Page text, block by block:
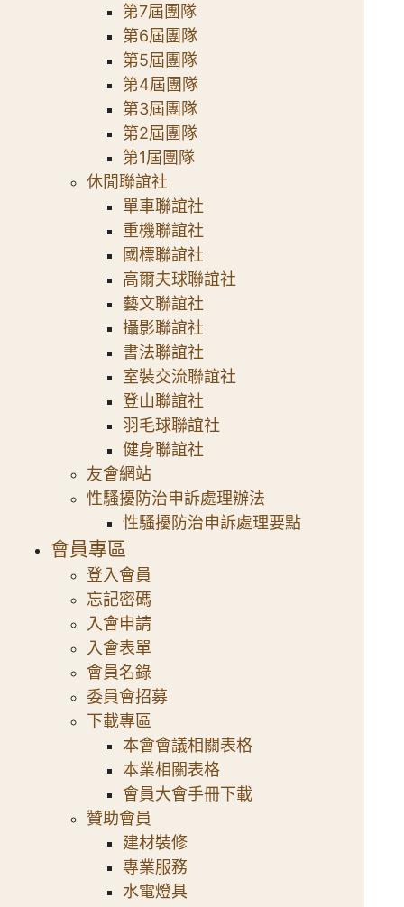
第7屆團隊
第6屆團隊
第5屆團隊
第4屆團隊
第3屆團隊
第2屆團隊
第1屆團隊
休閒聯誼社
單車聯誼社
重機聯誼社
國標聯誼社
高爾夫球聯誼社
藝文聯誼社
攝影聯誼社
書法聯誼社
室裝交流聯誼社
登山聯誼社
羽毛球聯誼社
健身聯誼社
友會網站
性騷擾防治申訴處理辦法
性騷擾防治申訴處理要點
會員專區
登入會員
忘記密碼
入會申請
入會表單
會員名錄
委員會招募
下載專區
本會會議相關表格
本業相關表格
會員大會手冊下載
贊助會員
建材裝修
專業服務
水電燈具